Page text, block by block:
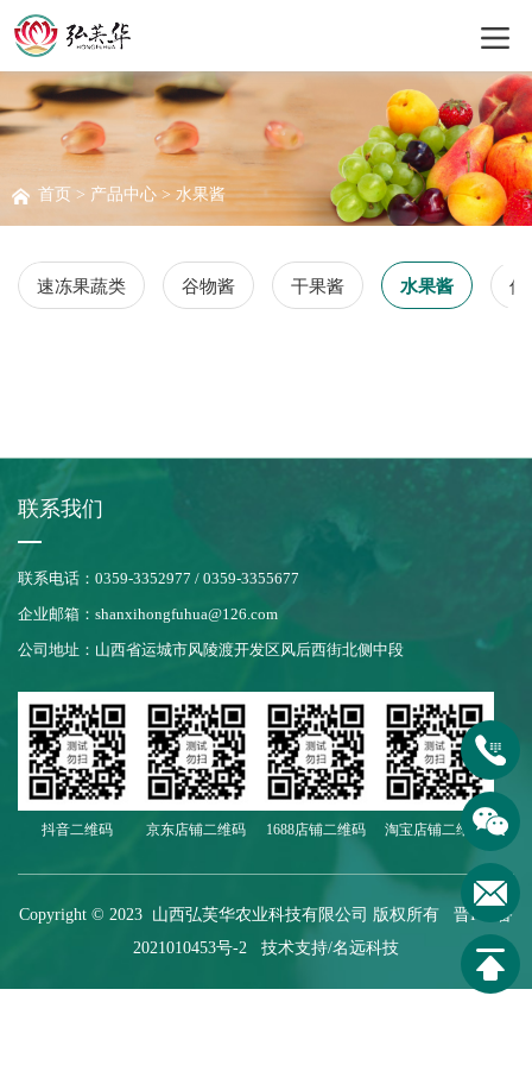
首页 > 产品中心 > 水果酱
速冻果蔬类 谷物酱 干果酱 水果酱 休
联系我们
联系电话：0359-3352977 / 0359-3355677
企业邮箱：shanxihongfuhua@126.com
公司地址：山西省运城市风陵渡开发区风后西街北侧中段
抖音二维码 京东店铺二维码 1688店铺二维码 淘宝店铺二维码
Copyright © 2023 山西弘芙华农业科技有限公司 版权所有 晋ICP备
2021010453号-2
技术支持/名远科技